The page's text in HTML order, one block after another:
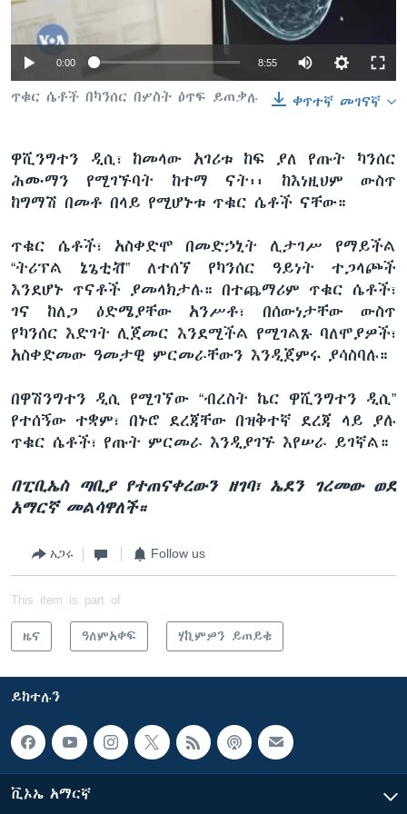
ቋንቋዎች
0:00 8:55
ቀጥተኛ መገናኛ
ጥቁር ሴቶች በካንሰር በሦስት ዕጥፍ ይጠቃሉ
ዋሺንግተን ዲሲ፣ ከመላው አገሪቱ ከፍ ያለ የጡት ካንሰር
ሕሙማን የሚገኙባት ከተማ ናት፡፡ ከእነዚህም ውስጥ
ከግማሽ በመቶ በላይ የሚሆኑቱ ጥቁር ሴቶች ናቸው።
ጥቁር ሴቶች፣ አስቀድሞ በመድኃኒት ሊታገሥ የማይችል
“ትሪፕል ኔጌቲቭ” ለተሰኘ የካንሰር ዓይነት ተጋላጮች
እንደሆኑ ጥናቶች ያመላክታሉ። በተጨማሪም ጥቁር ሴቶች፣
ገና ከለጋ ዕድሜያቸው አንሥቶ፣ በሰውነታቸው ውስጥ
የካንሰር እድገት ሊጀመር እንደሚችል የሚገልጹ ባለሞያዎች፣
አስቀድመው ዓመታዊ ምርመራቸውን እንዲጀምሩ ያሳስባሉ።
በዋሽንግተን ዲሲ የሚገኘው “ብረስት ኬር ዋሺንግተን ዲሲ”
የተሰኝው ተቋም፣ በኑሮ ደረጃቸው በዝቅተኛ ደረጃ ላይ ያሉ
ጥቁር ሴቶች፣ የጡት ምርመራ እንዲያገኙ እየሠራ ይገኛል።
በፒቢኤስ ጣቢያ የተጠናቀረውን ዘገባ፣ ኤደን ገረመው ወደ
አማርኛ መልሳዋለች።
አጋሩ Follow us
This item is part of
ዜና ዓለምአቀፍ ሃኪምዎን ይጠይቁ
ይከተሉን
ቪኦኤ አማርኛ